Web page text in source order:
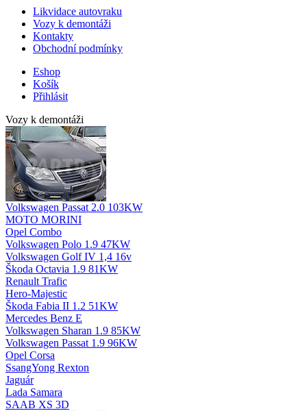
Likvidace autovraku
Vozy k demontáži
Kontakty
Obchodní podmínky
Eshop
Košík
Přihlásit
Vozy k demontáži
Volkswagen Passat 2.0 103KW
MOTO MORINI
Opel Combo
Volkswagen Polo 1.9 47KW
Volkswagen Golf IV 1,4 16v
Škoda Octavia 1.9 81KW
Renault Trafic
Hero-Majestic
Škoda Fabia II 1.2 51KW
Mercedes Benz E
Volkswagen Sharan 1.9 85KW
Volkswagen Passat 1.9 96KW
Opel Corsa
SsangYong Rexton
Jaguár
Lada Samara
SAAB XS 3D